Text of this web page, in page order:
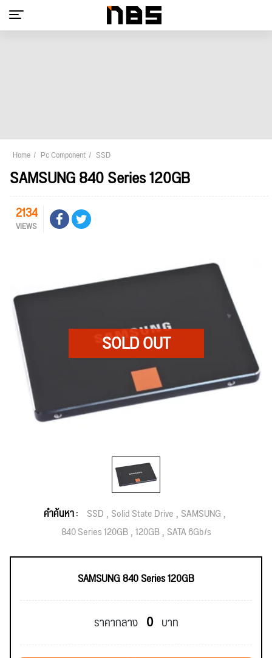
Home Pc Component SSD
SAMSUNG 840 Series 120GB
2134
VIEWS
คำค้นหา : SSD Solid State Drive SAMSUNG
840 Series 120GB 120GB SATA 6Gb/s
SAMSUNG 840 Series 120GB
ราคากลาง 0 บาท